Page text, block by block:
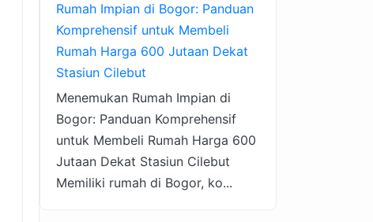
Rumah Impian di Bogor: Panduan
Komprehensif untuk Membeli
Rumah Harga 600 Jutaan Dekat
Stasiun Cilebut
Menemukan Rumah Impian di
Bogor: Panduan Komprehensif
untuk Membeli Rumah Harga 600
Jutaan Dekat Stasiun Cilebut
Memiliki rumah di Bogor, ko...